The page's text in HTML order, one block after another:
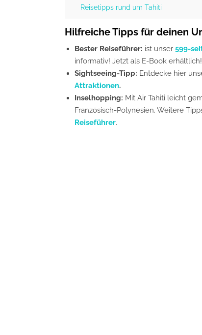
Reisetipps rund um Tahiti
Hilfreiche Tipps für deinen
Bester Reiseführer: ist unser 599-
informativ! Jetzt als E-Book erhältlich!
Sightseeing-Tipp: Entdecke hier
Attraktionen.
Inselhopping: Mit Air Tahiti leicht
Französisch-Polynesien. Weitere
Reiseführer.